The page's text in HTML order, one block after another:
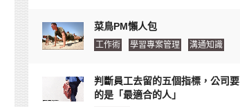
菜鳥PM懶人包
工作術 學習專案管理 溝通知識
判斷員工去留的五個指標，公司要
的是「最適合的人」